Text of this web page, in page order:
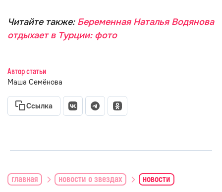
Читайте также: Беременная Наталья Водянова
отдыхает в Турции: фото
Автор статьи
Маша Семёнова
Ссылка
главная новости о звездах новости